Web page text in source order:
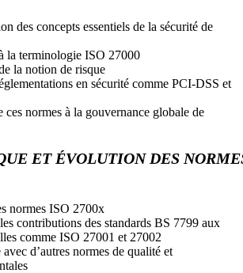
des concepts essentiels de la sécurité de
la terminologie ISO 27000
la notion de risque
en sécurité comme PCI-DSS et
ces normes à la gouvernance globale de
ET ÉVOLUTION DES
normes ISO 2700x
contributions des standards BS 7799 aux
comme ISO 27001 et 27002
d’autres normes de qualité et